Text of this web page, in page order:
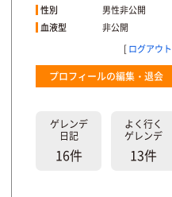
性別
男性非公開
血液型
非公開
[ログアウト
プロフィールの編集・退会
ゲレンデ
日記
16件
よく行く
ゲレンデ
13件